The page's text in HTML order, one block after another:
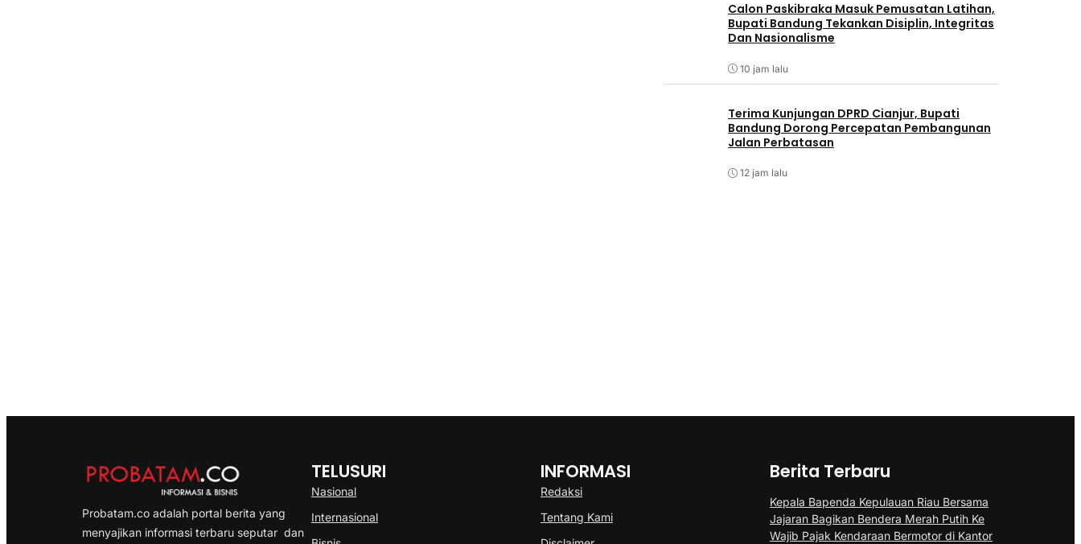
Calon Paskibraka Masuk Pemusatan Latihan,
Bupati Bandung Tekankan Disiplin, Integritas
Dan Nasionalisme
10 jam lalu
Terima Kunjungan DPRD Cianjur, Bupati
Bandung Dorong Percepatan Pembangunan
Jalan Perbatasan
12 jam lalu
Probatam.co adalah portal berita yang
menyajikan informasi terbaru seputar dan
TELUSURI
Nasional
Internasional
INFORMASI
Redaksi
Tentang Kami
Berita Terbaru
Kepala Bapenda Kepulauan Riau Bersama
Jajaran Bagikan Bendera Merah Putih Ke
Wajib Pajak Kendaraan Bermotor di Kantor